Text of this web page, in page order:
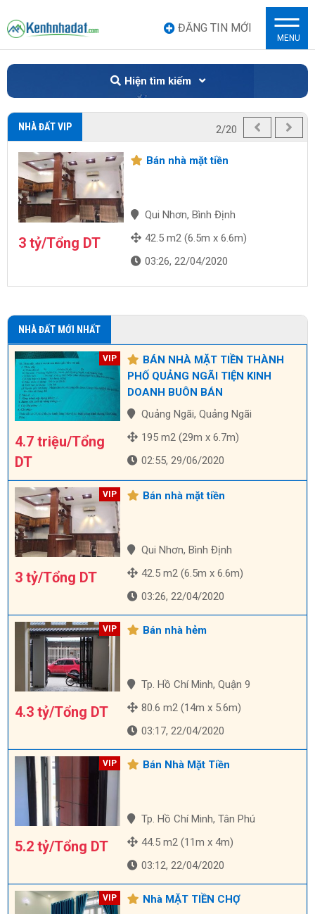
ĐĂNG TIN MỚI
MENU
Hiện tìm kiếm
NHÀ ĐẤT VIP
3 tỷ/Tổng DT
Bán nhà mặt tiền
Qui Nhơn, Bình Định
42.5 m2 (6.5m x 6.6m)
03:26, 22/04/2020
2/20
NHÀ ĐẤT MỚI NHẤT
4.7 triệu/Tổng
DT
BÁN NHÀ MẶT TIỀN THÀNH
PHỐ QUẢNG NGÃI TIỆN KINH
DOANH BUÔN BÁN
Quảng Ngãi, Quảng Ngãi
195 m2 (29m x 6.7m)
02:55, 29/06/2020
3 tỷ/Tổng DT
Bán nhà mặt tiền
Qui Nhơn, Bình Định
42.5 m2 (6.5m x 6.6m)
03:26, 22/04/2020
4.3 tỷ/Tổng DT
Bán nhà hẻm
Tp. Hồ Chí Minh, Quận 9
80.6 m2 (14m x 5.6m)
03:17, 22/04/2020
5.2 tỷ/Tổng DT
Bán Nhà Mặt Tiền
Tp. Hồ Chí Minh, Tân Phú
44.5 m2 (11m x 4m)
03:12, 22/04/2020
Nhà MẶT TIỀN CHỢ